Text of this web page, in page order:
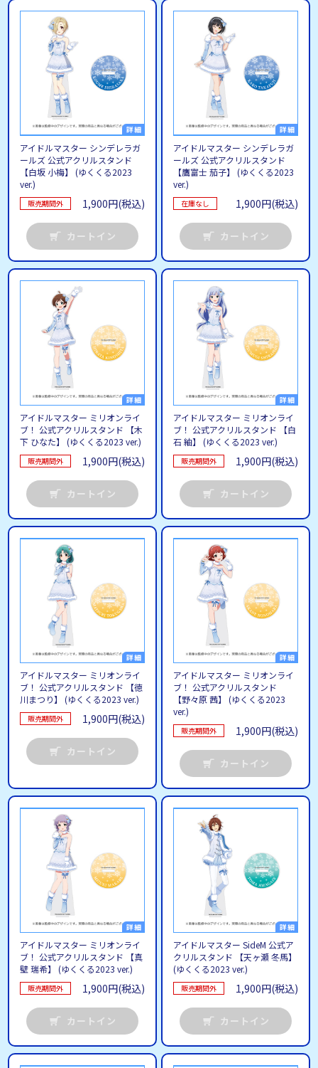
アイドルマスター シンデレラガ
ールズ 公式アクリルスタンド
【白坂 小梅】 (ゆくくる2023
ver.)
販売期間外 1,900円(税込)
カートイン
アイドルマスター シンデレラガ
ールズ 公式アクリルスタンド
【鷹富士 茄子】 (ゆくくる2023
ver.)
在庫なし 1,900円(税込)
カートイン
アイドルマスター ミリオンライ
ブ！ 公式アクリルスタンド 【木
下 ひなた】 (ゆくくる2023 ver.)
販売期間外 1,900円(税込)
カートイン
アイドルマスター ミリオンライ
ブ！ 公式アクリルスタンド 【白
石 紬】 (ゆくくる2023 ver.)
販売期間外 1,900円(税込)
カートイン
アイドルマスター ミリオンライ
ブ！ 公式アクリルスタンド 【徳
川まつり】 (ゆくくる2023 ver.)
販売期間外 1,900円(税込)
カートイン
アイドルマスター ミリオンライ
ブ！ 公式アクリルスタンド
【野々原 茜】 (ゆくくる2023
ver.)
販売期間外 1,900円(税込)
カートイン
アイドルマスター ミリオンライ
ブ！ 公式アクリルスタンド 【真
壁 瑞希】 (ゆくくる2023 ver.)
販売期間外 1,900円(税込)
カートイン
アイドルマスター SideM 公式ア
クリルスタンド 【天ヶ瀬 冬馬】
(ゆくくる2023 ver.)
販売期間外 1,900円(税込)
カートイン